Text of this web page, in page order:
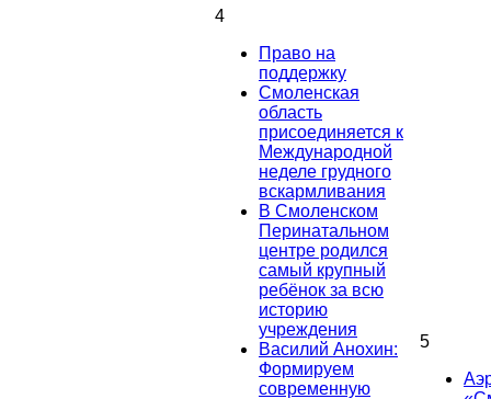
4
Право на
поддержку
Смоленская
область
присоединяется к
Международной
неделе грудного
вскармливания
В Смоленском
Перинатальном
центре родился
самый крупный
ребёнок за всю
историю
учреждения
Василий Анохин:
Формируем
современную
5